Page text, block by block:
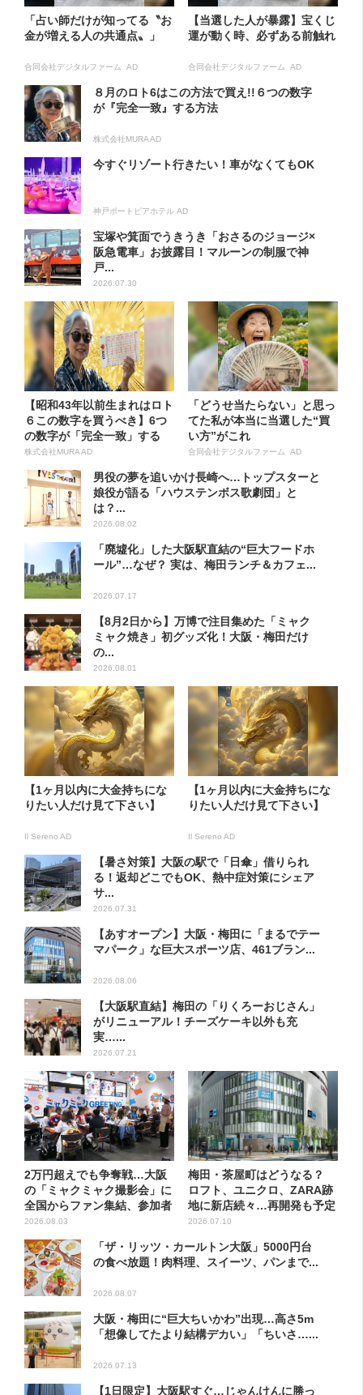
「占い師だけが知ってる〝お
金が増える人の共通点〟」
合同会社デジタルファーム AD
【当選した人が暴露】宝くじ
運が動く時、必ずある前触れ
合同会社デジタルファーム AD
８月のロト6はこの方法で買え!!６つの数字
が『完全一致』する方法
株式会社MURA AD
今すぐリゾート行きたい！車がなくてもOK
神戸ポートピアホテル AD
宝塚や箕面でうきうき「おさるのジョージ×
阪急電車」お披露目！マルーンの制服で神
戸...
2026.07.30
【昭和43年以前生まれはロト
６この数字を買うべき】6つ
の数字が「完全一致」する
方...
株式会社MURA AD
「どうせ当たらない」と思っ
てた私が本当に当選した“買
い方”がこれ
合同会社デジタルファーム AD
男役の夢を追いかけ長崎へ…トップスターと
娘役が語る「ハウステンボス歌劇団」と
は？...
2026.08.02
「廃墟化」した大阪駅直結の“巨大フードホ
ール”…なぜ？ 実は、梅田ランチ＆カフェ...
2026.07.17
【8月2日から】万博で注目集めた「ミャク
ミャク焼き」初グッズ化！大阪・梅田だけ
の...
2026.08.01
【1ヶ月以内に大金持ちにな
りたい人だけ見て下さい】
Il Sereno AD
【1ヶ月以内に大金持ちにな
りたい人だけ見て下さい】
Il Sereno AD
【暑さ対策】大阪の駅で「日傘」借りられ
る！返却どこでもOK、熱中症対策にシェア
サ...
2026.07.31
【あすオープン】大阪・梅田に「まるでテー
マパーク」な巨大スポーツ店、461ブラン...
2026.08.06
【大阪駅直結】梅田の「りくろーおじさん」
がリニューアル！チーズケーキ以外も充
実…...
2026.07.21
2万円超えでも争奪戦…大阪
の「ミャクミャク撮影会」に
全国からファン集結、参加者
に...
2026.08.03
梅田・茶屋町はどうなる？
ロフト、ユニクロ、ZARA跡
地に新店続々…再開発も予定
2026.07.10
「ザ・リッツ・カールトン大阪」5000円台
の食べ放題！肉料理、スイーツ、パンまで...
2026.08.07
大阪・梅田に“巨大ちいかわ”出現…高さ5m
「想像してたより結構デカい」「ちいさ…...
2026.07.13
【1日限定】大阪駅すぐ…じゃんけんに勝っ